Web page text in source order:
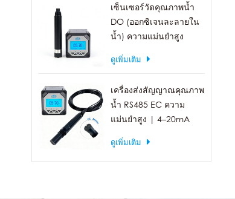
เซ็นเซอร์วัดคุณภาพน้ำ
DO (ออกซิเจนละลายใน
น้ำ) ความแม่นยำสูง
ดูเพิ่มเติม
เครื่องส่งสัญญาณคุณภาพ
น้ำ RS485 EC ความ
แม่นยำสูง | 4–20mA
ดูเพิ่มเติม